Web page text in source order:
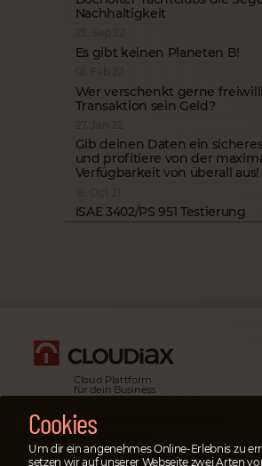
Nachhaltigkeit
Es gibt keinen Planeten B!
Wer verschenkt gerne
Transaktion sein Geld?
Gib deinen Daten ein
und profitiere von der
Verfügbarkeit von überall aus!
ISAE 3402/PS 951 Testierung
Cloud Plattform
für dein Business
Rechtliche Informationen
& Impressum
Datenschutz­erklärung
Cookies
Um dir ein angenehmes Online-Erlebnis zu
setzen wir auf unserer Webseite zwei Arten